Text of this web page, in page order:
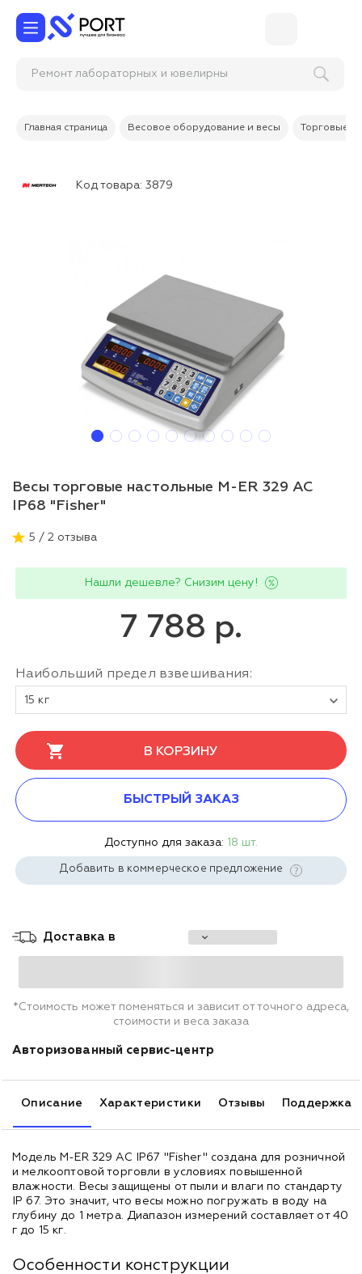
Ремонт лабораторных и юве
Главная страница Весовое оборудование и весы Торговые
Код товара: 3879
Весы торговые настольные M-ER 329 AC
IP68 "Fisher"
5 / 2 отзыва
Нашли дешевле? Снизим цену!
7 788 р.
Наибольший предел взвешивания:
15 кг
В КОРЗИНУ
БЫСТРЫЙ ЗАКАЗ
Доступно для заказа: 18 шт.
Добавить в коммерческое предложение
Доставка в
*Стоимость может поменяться и зависит от точного адреса,
стоимости и веса заказа
Авторизованный сервис-центр
Описание Характеристики Отзывы Поддержка
Модель M-ER 329 AC IP67 "Fisher" создана для розничной
и мелкооптовой торговли в условиях повышенной
влажности. Весы защищены от пыли и влаги по стандарту
IP 67. Это значит, что весы можно погружать в воду на
глубину до 1 метра. Диапазон измерений составляет от 40
г до 15 кг.
Особенности конструкции